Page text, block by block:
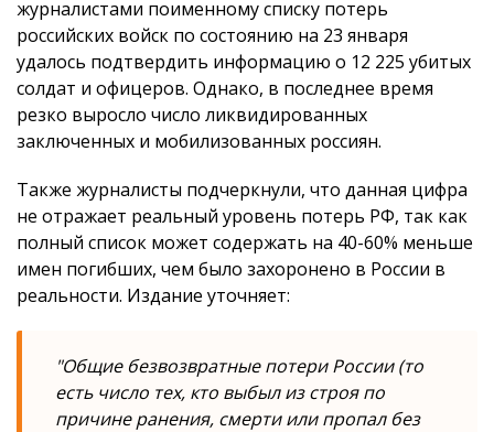
журналистами поименному списку потерь
российских войск по состоянию на 23 января
удалось подтвердить информацию о 12 225 убитых
солдат и офицеров. Однако, в последнее время
резко выросло число ликвидированных
заключенных и мобилизованных россиян.
Также журналисты подчеркнули, что данная цифра
не отражает реальный уровень потерь РФ, так как
полный список может содержать на 40-60% меньше
имен погибших, чем было захоронено в России в
реальности. Издание уточняет:
"Общие безвозвратные потери России (то
есть число тех, кто выбыл из строя по
причине ранения, смерти или пропал без